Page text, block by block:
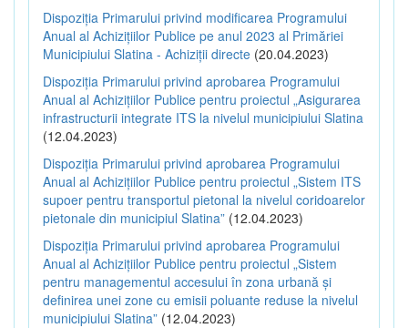
Dispoziția Primarului privind modificarea Programului
Anual al Achizițiilor Publice pe anul 2023 al Primăriei
Municipiului Slatina - Achiziții directe (20.04.2023)
Dispoziția Primarului privind aprobarea Programului
Anual al Achizițiilor Publice pentru proiectul „Asigurarea
infrastructurii integrate ITS la nivelul municipiului Slatina
(12.04.2023)
Dispoziția Primarului privind aprobarea Programului
Anual al Achizițiilor Publice pentru proiectul „Sistem ITS
supoer pentru transportul pietonal la nivelul coridoarelor
pietonale din municipiul Slatina” (12.04.2023)
Dispoziția Primarului privind aprobarea Programului
Anual al Achizițiilor Publice pentru proiectul „Sistem
pentru managementul accesului în zona urbană și
definirea unei zone cu emisii poluante reduse la nivelul
municipiului Slatina” (12.04.2023)